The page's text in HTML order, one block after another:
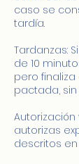
caso se
tardía.
Tardanzas:
de 10
pero
pactada, sin
autorizas
descritos